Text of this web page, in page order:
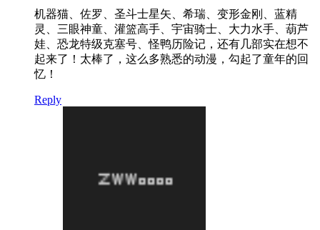
机器猫、佐罗、圣斗士星矢、希瑞、变形金刚、蓝精
灵、三眼神童、灌篮高手、宇宙骑士、大力水手、葫芦
娃、恐龙特级克塞号、怪鸭历险记，还有几部实在想不
起来了！太棒了，这么多熟悉的动漫，勾起了童年的回
忆！
Reply